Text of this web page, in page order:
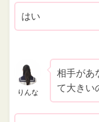
はい
りんな
相手があ
て大きい